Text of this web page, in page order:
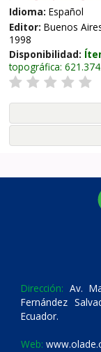
Idioma: Español
Editor: Buenos
1998
Disponibilidad:
topográfica:
Dirección: Av.
Fernández
Ecuador.
Web: